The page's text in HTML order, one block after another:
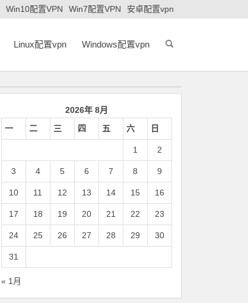
Win10配置VPN Win7配置VPN 安卓配置vpn
Linux配置vpn Windows配置vpn
2026年 8月
一
二 三 四 五 六 日
1 2
3 4 5 6 7 8 9
10 11 12 13 14 15 16
17 18 19 20 21 22 23
24 25 26 27 28 29 30
31
« 1月